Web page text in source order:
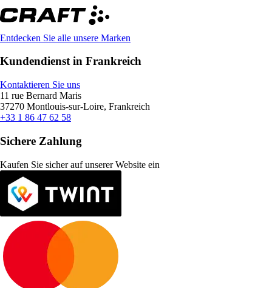
Entdecken Sie alle unsere Marken
Kundendienst in Frankreich
Kontaktieren Sie uns
11 rue Bernard Maris
37270 Montlouis-sur-Loire, Frankreich
+33 1 86 47 62 58
Sichere Zahlung
Kaufen Sie sicher auf unserer Website ein